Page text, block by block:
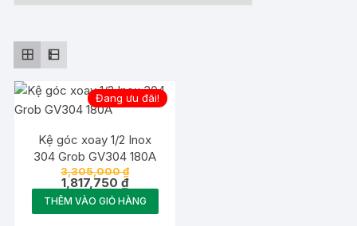
Đang ưu đãi!
Kệ góc xoay 1/2 Inox
304 Grob GV304 180A
3,305,000₫Giá
gốc
là:
3,305,000 ₫.
1,817,750₫Giá
hiện
tại
là:
THÊM VÀO GIỎ HÀNG